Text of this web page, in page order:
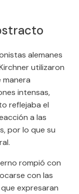
alemanes
utilizaron
manera
intensas,
reflejaba el
a las
por lo que su
rompió con
con las
expresaran